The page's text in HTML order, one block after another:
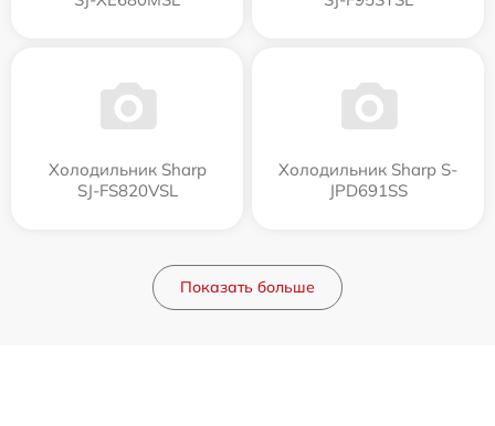
Холодильник Sharp
SJ-FS820VSL
Холодильник Sharp S-
JPD691SS
Показать больше